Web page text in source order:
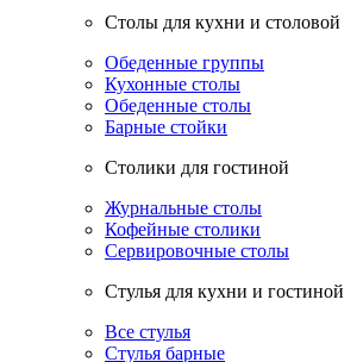
Столы для кухни и столовой
Обеденные группы
Кухонные столы
Обеденные столы
Барные стойки
Столики для гостиной
Журнальные столы
Кофейные столики
Сервировочные столы
Стулья для кухни и гостиной
Все стулья
Стулья барные